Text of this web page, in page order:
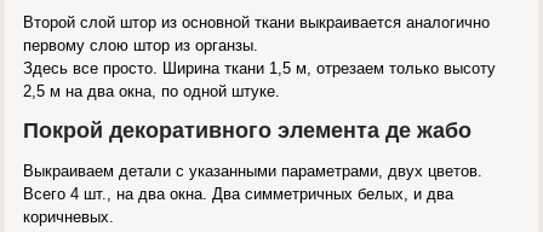
Второй слой штор из основной ткани выкраивается аналогично
первому слою штор из органзы.
Здесь все просто. Ширина ткани 1,5 м, отрезаем только высоту
2,5 м на два окна, по одной штуке.
Покрой декоративного элемента де жабо
Выкраиваем детали с указанными параметрами, двух цветов.
Всего 4 шт., на два окна. Два симметричных белых, и два
коричневых.